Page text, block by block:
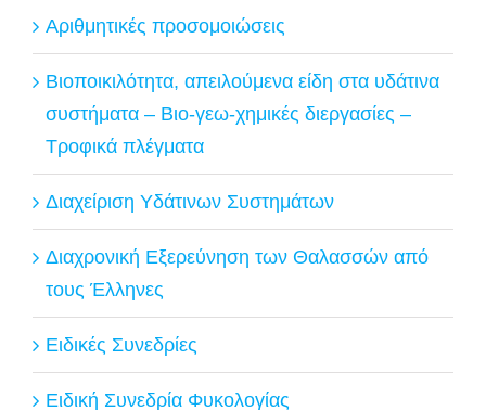
Αριθμητικές προσομοιώσεις
Βιοποικιλότητα, απειλούμενα είδη στα υδάτινα
συστήματα – Βιο-γεω-χημικές διεργασίες –
Τροφικά πλέγματα
Διαχείριση Υδάτινων Συστημάτων
Διαχρονική Εξερεύνηση των Θαλασσών από
τους Έλληνες
Ειδικές Συνεδρίες
Ειδική Συνεδρία Φυκολογίας